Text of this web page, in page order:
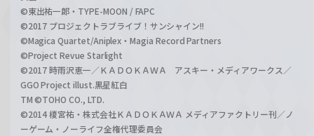
©東出祐一郎・TYPE-MOON / FAPC
©2017 プロジェクトラブライブ！サンシャイン!!
©Magica Quartet/Aniplex・Magia Record Partners
©Project Revue Starlight
©2017 時雨沢恵一／ＫＡＤＯＫＡＷＡ アスキー・メディアワークス／
GGO Project illust.黒星紅白
TM ©TOHO CO., LTD.
©2014 榎宮祐・株式会社ＫＡＤＯＫＡＷＡ メディアファクトリー刊／ノ
ーゲーム・ノーライフ全権代理委員会